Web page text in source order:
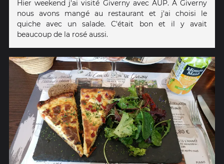
Hier weekend j'ai visité Giverny avec AUP. À Giverny
nous avons mangé au restaurant et j'ai choisi le
quiche avec un salade. C'était bon et il y avait
beaucoup de la rosé aussi.